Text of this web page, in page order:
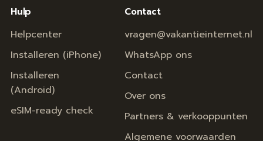
Hulp
Helpcenter
Installeren (iPhone)
Installeren
(Android)
eSIM-ready check
Contact
vragen@vakantieinternet.nl
WhatsApp ons
Contact
Over ons
Partners & verkooppunten
Algemene voorwaarden